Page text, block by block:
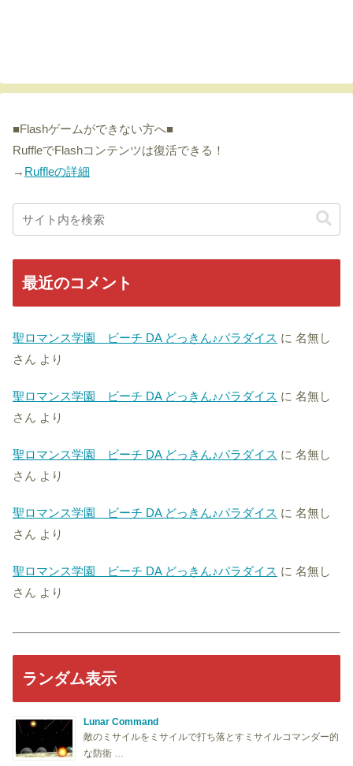
■Flashゲームができない方へ■
RuffleでFlashコンテンツは復活できる！
→ Ruffleの詳細
最近のコメント
聖ロマンス学園 ビーチ DA どっきん♪パラダイス に 名無し
さん より
聖ロマンス学園 ビーチ DA どっきん♪パラダイス に 名無し
さん より
聖ロマンス学園 ビーチ DA どっきん♪パラダイス に 名無し
さん より
聖ロマンス学園 ビーチ DA どっきん♪パラダイス に 名無し
さん より
聖ロマンス学園 ビーチ DA どっきん♪パラダイス に 名無し
さん より
ランダム表示
Lunar Command
敵のミサイルをミサイルで打ち落とすミサイルコマンダー的
な防衛 …